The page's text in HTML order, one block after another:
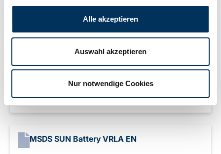
Alle akzeptieren
Auswahl akzeptieren
Nur notwendige Cookies
PDF 8.45 MB
MSDS SUN Battery VRLA EN